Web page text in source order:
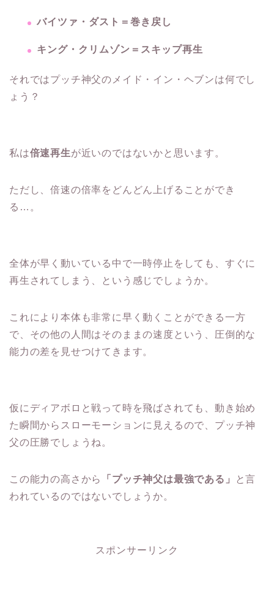
バイツァ・ダスト＝巻き戻し
キング・クリムゾン＝スキップ再生
それではプッチ神父のメイド・イン・ヘブンは何でし
ょう？
私は倍速再生が近いのではないかと思います。
ただし、倍速の倍率をどんどん上げることができ
る…。
全体が早く動いている中で一時停止をしても、すぐに
再生されてしまう、という感じでしょうか。
これにより本体も非常に早く動くことができる一方
で、その他の人間はそのままの速度という、圧倒的な
能力の差を見せつけてきます。
仮にディアボロと戦って時を飛ばされても、動き始め
た瞬間からスローモーションに見えるので、プッチ神
父の圧勝でしょうね。
この能力の高さから 「プッチ神父は最強である」
と言
われているのではないでしょうか。
スポンサーリンク